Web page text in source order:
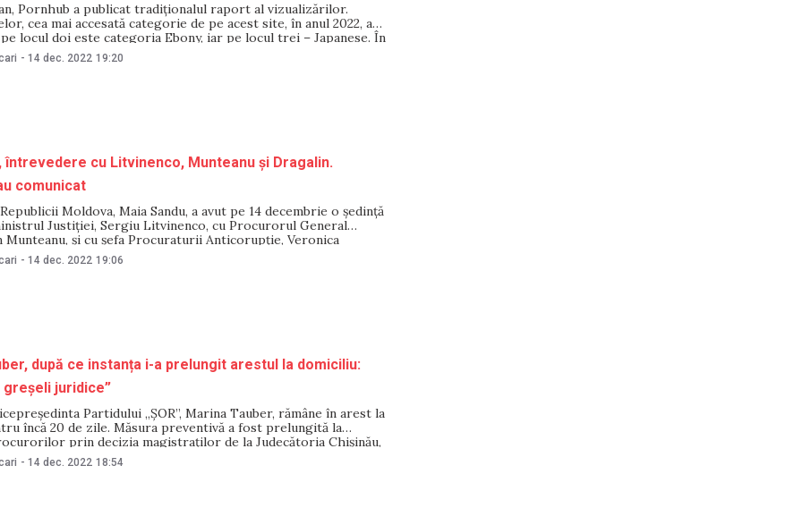
Pornhub a publicat tradiționalul raport al vizualizărilor.
cea mai accesată categorie de pe acest site, în anul 2022, a
locul doi este categoria Ebony, iar pe locul trei – Japanese. În
mai populară categorie de pe Pornhub în anul
- 14 dec. 2022 19:20
întrevedere cu Litvinenco, Munteanu și Dragalin.
comunicat
Moldova, Maia Sandu, a avut pe 14 decembrie o ședință
Justiției, Sergiu Litvinenco, cu Procurorul General
și cu șefa Procuraturii Anticorupție, Veronica
s-a focusat pe rezultatul participării șefei statului,
la Conferința Internațională Anticorupție din SUA și pe
- 14 dec. 2022 19:06
după ce instanța i-a prelungit arestul la domiciliu:
greșeli juridice”
Partidului „ȘOR”, Marina Tauber, rămâne în arest la
încă 20 de zile. Măsura preventivă a fost prelungită la
prin decizia magistraților de la Judecătoria Chișinău,
la ședința de judecată din 14 decembrie. „Așa cum am mai spus,
și
- 14 dec. 2022 18:54